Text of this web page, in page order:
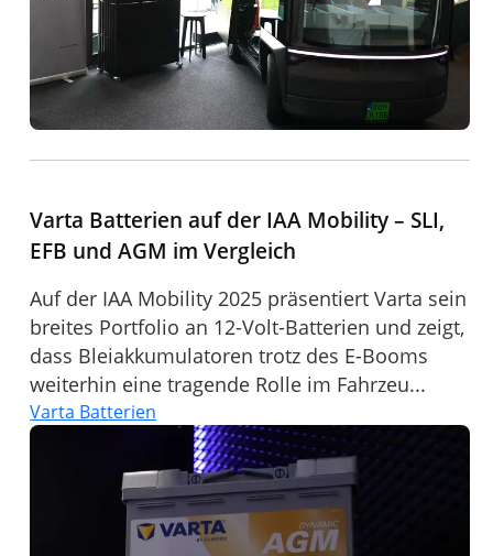
Varta Batterien auf der IAA Mobility – SLI,
EFB und AGM im Vergleich
Auf der IAA Mobility 2025 präsentiert Varta sein
breites Portfolio an 12-Volt-Batterien und zeigt,
dass Bleiakkumulatoren trotz des E-Booms
weiterhin eine tragende Rolle im Fahrzeu...
Varta Batterien